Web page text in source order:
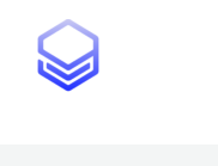
contenido